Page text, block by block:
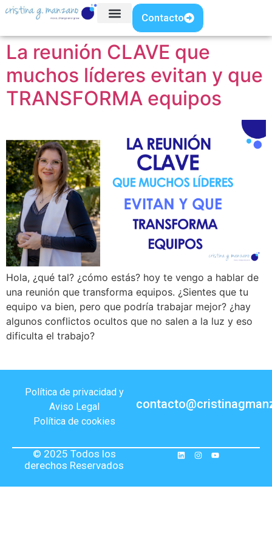
Contacto
La reunión CLAVE que
muchos líderes evitan y que
TRANSFORMA equipos
Hola, ¿qué tal? ¿cómo estás? hoy te vengo a hablar de
una reunión que transforma equipos. ¿Sientes que tu
equipo va bien, pero que podría trabajar mejor? ¿hay
algunos conflictos ocultos que no salen a la luz y eso
dificulta el trabajo?
Política de privacidad y
Aviso Legal
Política de cookies
© 2025 Todos los
derechos Reservados